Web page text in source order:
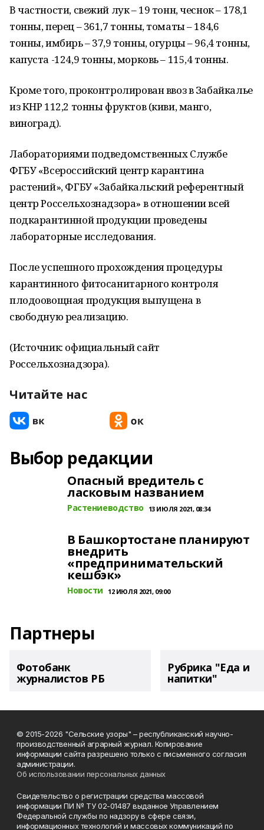
В частности, свежий лук – 19 тонн, чеснок – 178,1
тонны, перец – 361,7 тонны, томаты – 184,6
тонны, имбирь – 37,9 тонны, огурцы – 96,4 тонны,
капуста -124,9 тонны, морковь – 115,4 тонны.
Кроме того, проконтролирован ввоз в Забайкалье
из КНР 112,2 тонны фруктов (киви, манго,
виноград).
Лабораториями подведомственных Службе
ФГБУ «Всероссийский центр карантина
растений», ФГБУ «Забайкальский референтный
центр Россельхознадзора» в отношении всей
подкарантинной продукции проведены
лабораторные исследования.
После успешного прохождения процедуры
карантинного фитосанитарного контроля
плодоовощная продукция выпущена в
свободную реализацию.
(Источник: официальный сайт
Россельхознадзора).
Читайте нас
Выбор редакции
Опасный вредитель с
ласковым названием
Растениеводство 13 ИЮЛЯ 2021, 08:34
В Башкортостане планируют
внедрить
«предпринимательский
кешбэк»
Новости 12 ИЮЛЯ 2021, 09:00
Партнеры
Фотобанк
журналистов РБ
Рубрика "Еда и
напитки"
© 2015-2026 "Сельские узоры" – республиканский научно-
производственный аграрный журнал. Копирование
информации сайта разрешено только с письменного согласия
администрации.
Об использовании персональных данных
Свидетельство о регистрации средства массовой
информации ПИ № ТУ 02-01487 выданное Управлением
Федеральной службы по надзору в сфере связи,
информационных технологий и массовых коммуникаций по